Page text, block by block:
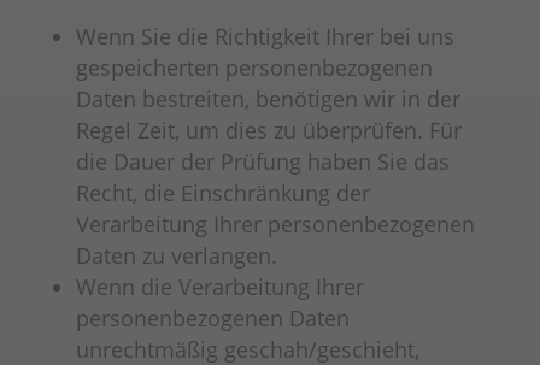
Wenn Sie die Richtigkeit Ihrer bei uns
gespeicherten personenbezogenen
Daten bestreiten, benötigen wir in der
Regel Zeit, um dies zu überprüfen. Für
die Dauer der Prüfung haben Sie das
Recht, die Einschränkung der
Verarbeitung Ihrer personenbezogenen
Daten zu verlangen.
Wenn die Verarbeitung Ihrer
personenbezogenen Daten
unrechtmäßig geschah/geschieht,